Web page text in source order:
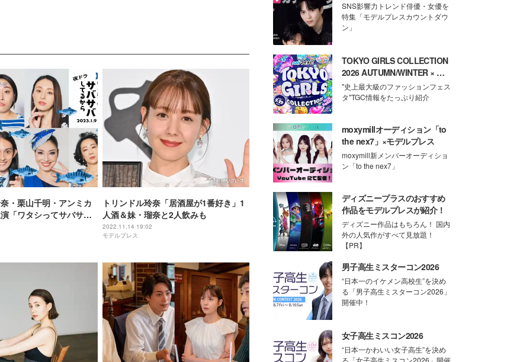
・栗山千明・アンミカ
「ワタシってサバサバ
演者発表
トリンドル玲奈「居酒屋が1番好き」1
人酒＆妹・瑠奈と2人飲みも
2022.11.14 19:02
モデルプレス
SNS影響力トレンド俳優・女優を
特集「モデルプレスカウントダウ
ン」
TOKYO GIRLS COLLECTION
2026 AUTUMN/WINTER × モ
デルプレス
"史上最大級のファッションフェス
タ"TGC情報をたっぷり紹介
moxymillオーディション「to
the nex7」×モデルプレス
moxymill新メンバーオーディショ
ン「to the nex7」
ディズニープラスのおすすめ
作品をモデルプレスが紹介！
ディズニー作品はもちろん！ 国内
外の人気作がすべて見放題！
【PR】
男子高生ミスターコン2026
“日本一のイケメン高校生”を決め
る「男子高生ミスターコン2026」
開催中！
女子高生ミスコン2026
“日本一かわいい女子高生”を決め
る「女子高生ミスコン2026」開催